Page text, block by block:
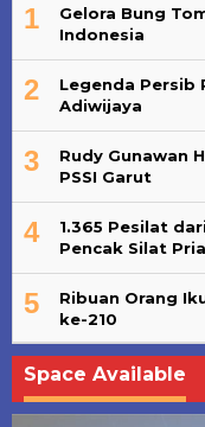
1
Gelora Bung
Indonesia
2
Legenda Persib
Adiwijaya
3
Rudy Gunawan
PSSI Garut
4
1.365 Pesilat
Pencak Silat
5
Ribuan Orang
ke-210
Space Available